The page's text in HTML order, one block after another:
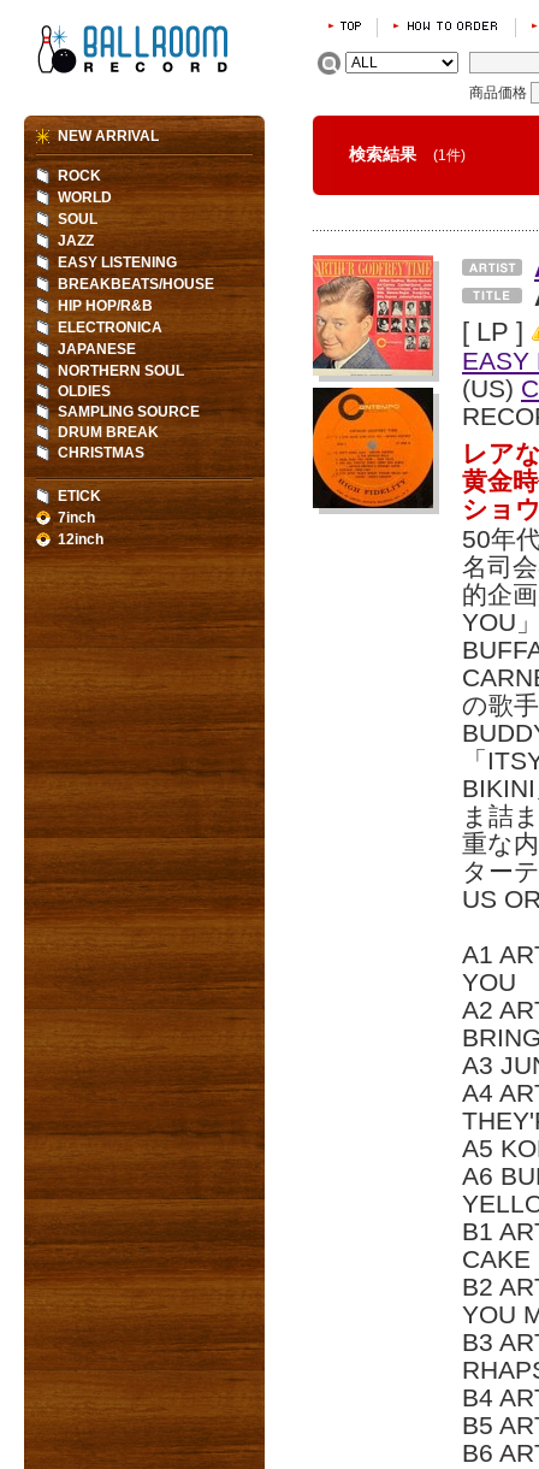
商品価格
検索結果 (1件)
[ LP ]
EASY
(US)
レア
黄金
ショ
50年
名司
的企
YOU
の歌
「
ま詰
重な
ター
US
A1
YOU
A2
A3
A4
A5
A6
B1
CAKE
B2
YOU
B3
B4
B5
B6
NEW ARRIVAL
ROCK
WORLD
SOUL
JAZZ
EASY LISTENING
BREAKBEATS/HOUSE
HIP HOP/R&B
ELECTRONICA
JAPANESE
NORTHERN SOUL
OLDIES
SAMPLING SOURCE
DRUM BREAK
CHRISTMAS
ETICK
7inch
12inch